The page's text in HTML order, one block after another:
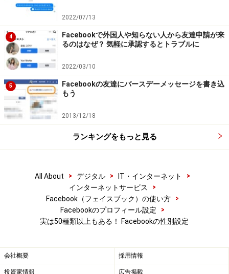
その下の「What pronoun do you prefer?」は「あなたは
何と呼ばれたいですか」という意味で、三人称を彼女、
彼、theyのどれにしたいのかを選びます。友達が自分を
呼びかけるときの参考にしてもらうためです。
「誕生日おめでとう」の例文で三人称を選択する
最後に［Save Changes］をクリックすれば、設定終了で
す。一度設定すれば、言語を日本語に戻しても設定は残
り、日本語ユーザーにもアルファベットで性別が表示さ
性別を「Bigender」、三人称（代名詞）を「彼女」にして、
言語に日本語に戻したときの画面
なお、Customの入力欄では、日本語でも自由に書き込み
2022/07/13
4
Facebookで外国人や知らない人から友達申請が来
るのはなぜ？ 気軽に承認するとトラブルに
2022/03/10
5
Facebookの友達にバースデーメッセージを書き込
もう
2013/12/18
ランキングをもっと見る
All About > デジタル > IT・インターネット
>
インターネットサービス
>
Facebook（フェイスブック）の使い方
>
Facebookのプロフィール設定
>
実は50種類以上もある！ Facebookの性別設定
会社概要 採用情報
投資家情報 広告掲載